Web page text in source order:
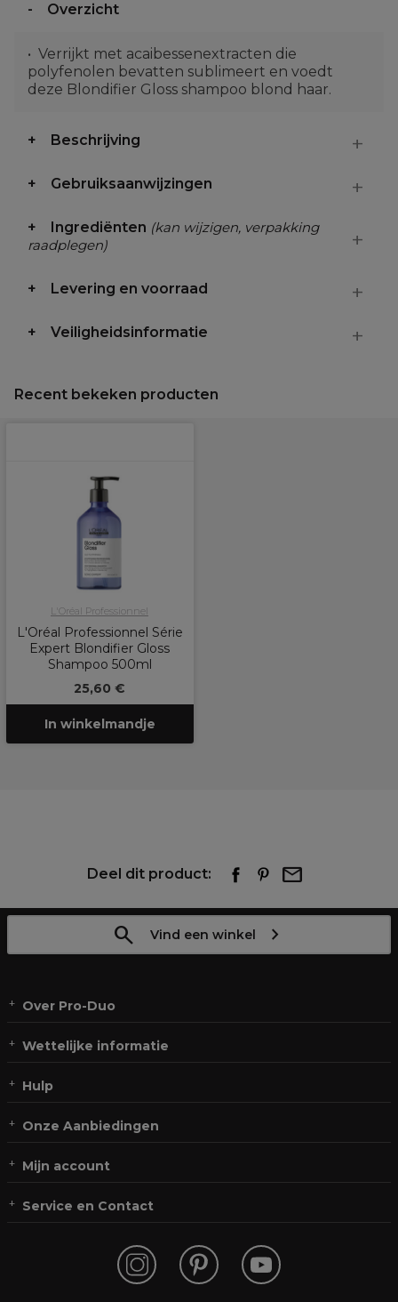
Overzicht
Verrijkt met acaibessenextracten die
polyfenolen bevatten sublimeert en voedt
deze Blondifier Gloss shampoo blond haar.
Beschrijving
Gebruiksaanwijzingen
Ingrediënten (kan wijzigen, verpakking
raadplegen)
Levering en voorraad
Veiligheidsinformatie
Recent bekeken producten
L'Oréal Professionnel
L'Oréal Professionnel Série
Expert Blondifier Gloss
Shampoo 500ml
25,60 €
In winkelmandje
Deel dit product:
Vind een winkel
Over Pro-Duo
Wettelijke informatie
Hulp
Onze Aanbiedingen
Mijn account
Service en Contact